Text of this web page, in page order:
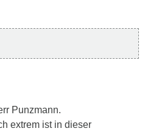
Punzmann.
extrem ist in dieser